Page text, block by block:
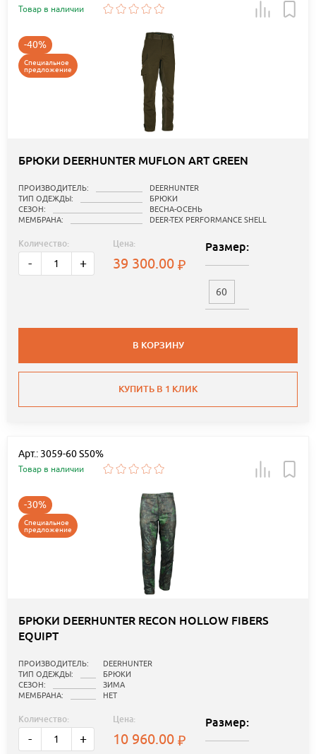
Товар в наличии
-40%
Специальное
предложение
БРЮКИ DEERHUNTER MUFLON ART GREEN
ПРОИЗВОДИТЕЛЬ:
DEERHUNTER
ТИП ОДЕЖДЫ:
БРЮКИ
СЕЗОН:
ВЕСНА-ОСЕНЬ
МЕМБРАНА:
DEER-TEX PERFORMANCE SHELL
Количество:
- +
Цена:
39 300.00
Размер:
60
В КОРЗИНУ
КУПИТЬ В 1 КЛИК
Арт.: 3059-60 S50%
Товар в наличии
-30%
Специальное
предложение
БРЮКИ DEERHUNTER RECON HOLLOW FIBERS
EQUIPT
ПРОИЗВОДИТЕЛЬ:
DEERHUNTER
ТИП ОДЕЖДЫ:
БРЮКИ
СЕЗОН:
ЗИМА
МЕМБРАНА:
НЕТ
Количество:
- +
Цена:
10 960.00
Размер: